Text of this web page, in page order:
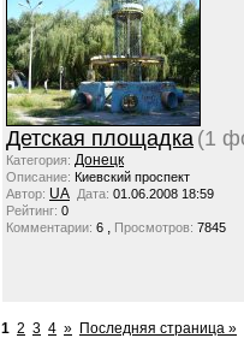
Детская площадка (1
Категория: Донецк
Описание: Киевский проспект
Автор: UA Дата: 01.06.2008 18:59
Рейтинг: 0
Комментарии: 6 , Просмотров: 7845
1 2 3 4 » Последняя страница »